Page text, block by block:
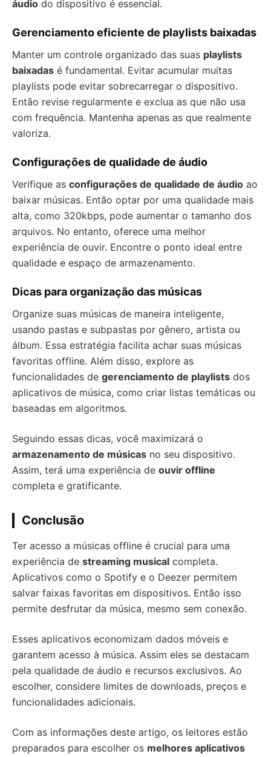
áudio do dispositivo é essencial.
Gerenciamento eficiente de playlists baixadas
Manter um controle organizado das suas playlists
baixadas é fundamental. Evitar acumular muitas
playlists pode evitar sobrecarregar o dispositivo.
Então revise regularmente e exclua as que não usa
com frequência. Mantenha apenas as que realmente
valoriza.
Configurações de qualidade de áudio
Verifique as configurações de qualidade de áudio ao
baixar músicas. Então optar por uma qualidade mais
alta, como 320kbps, pode aumentar o tamanho dos
arquivos. No entanto, oferece uma melhor
experiência de ouvir. Encontre o ponto ideal entre
qualidade e espaço de armazenamento.
Dicas para organização das músicas
Organize suas músicas de maneira inteligente,
usando pastas e subpastas por gênero, artista ou
álbum. Essa estratégia facilita achar suas músicas
favoritas offline. Além disso, explore as
funcionalidades de gerenciamento de playlists dos
aplicativos de música, como criar listas temáticas ou
baseadas em algoritmos.
Seguindo essas dicas, você maximizará o
armazenamento de músicas no seu dispositivo.
Assim, terá uma experiência de ouvir offline
completa e gratificante.
Conclusão
Ter acesso a músicas offline é crucial para uma
experiência de streaming musical completa.
Aplicativos como o Spotify e o Deezer permitem
salvar faixas favoritas em dispositivos. Então isso
permite desfrutar da música, mesmo sem conexão.
Esses aplicativos economizam dados móveis e
garantem acesso à música. Assim eles se destacam
pela qualidade de áudio e recursos exclusivos. Ao
escolher, considere limites de downloads, preços e
funcionalidades adicionais.
Com as informações deste artigo, os leitores estão
preparados para escolher os melhores aplicativos